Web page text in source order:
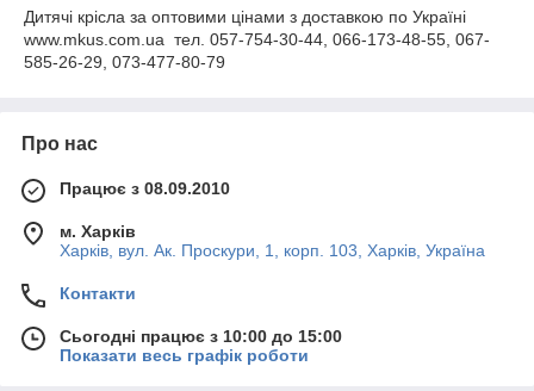
Дитячі крісла за оптовими цінами з доставкою по Україні
www.mkus.com.ua тел. 057-754-30-44, 066-173-48-55, 067-
585-26-29, 073-477-80-79
Про нас
Працює з 08.09.2010
м. Харків
Харків, вул. Ак. Проскури, 1, корп. 103, Харків, Україна
Контакти
Сьогодні працює з 10:00 до 15:00
Показати весь графік роботи